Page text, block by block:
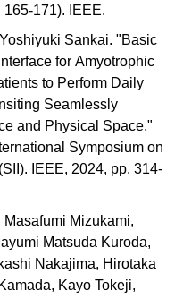
165-171). IEEE.
Sankai. "Basic
for Amyotrophic
to Perform Daily
Seamlessly
and Physical Space."
Symposium on
IEEE, 2024, pp. 314-
Mizukami,
Matsuda Kuroda,
Nakajima, Hirotaka
Kayo Tokeji,